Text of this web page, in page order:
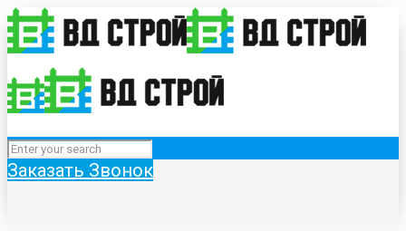
Заказать Звонок